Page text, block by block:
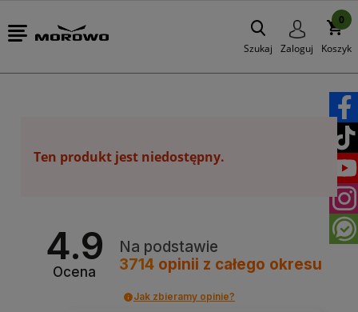
Szukaj Zaloguj Koszyk
0
Ten produkt jest niedostępny.
4.9
Ocena
Na podstawie
3714opinii z całego okresu
Jak zbieramy opinie?